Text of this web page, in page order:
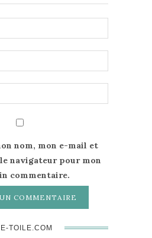
nom, mon e-mail et
navigateur pour mon
commentaire.
TOILE.COM